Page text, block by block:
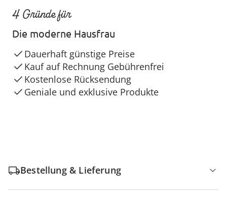
4 Gründe für
Die moderne Hausfrau
Dauerhaft günstige Preise
Kauf auf Rechnung Gebührenfrei
Kostenlose Rücksendung
Geniale und exklusive Produkte
Bestellung & Lieferung